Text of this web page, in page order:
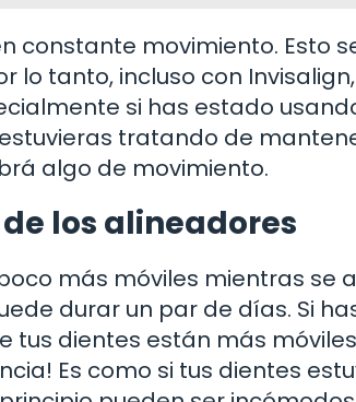
constante movimiento. Esto
lo tanto, incluso con
si has estado
tratando de
algo de movimiento.
los alineadores
más móviles mientras se
durar un par de días. Si
tus dientes están más
Es como si tus dientes